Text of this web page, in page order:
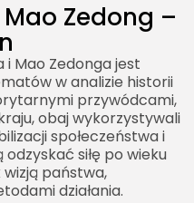
Zedong –
i Mao Zedonga jest
w analizie historii
przywódcami,
obaj wykorzystywali
społeczeństwa i
siłę po wieku
wizją państwa,
działania.